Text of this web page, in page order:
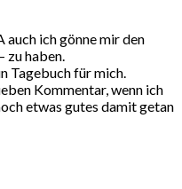
auch ich gönne mir den
zu haben.
Tagebuch für mich.
Kommentar, wenn ich
etwas gutes damit getan